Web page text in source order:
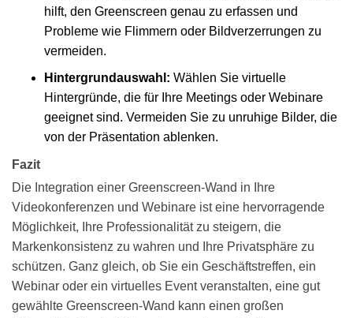
hilft, den Greenscreen genau zu erfassen und
Probleme wie Flimmern oder Bildverzerrungen zu
vermeiden.
Hintergrundauswahl: Wählen Sie virtuelle
Hintergründe, die für Ihre Meetings oder Webinare
geeignet sind. Vermeiden Sie zu unruhige Bilder, die
von der Präsentation ablenken.
Fazit
Die Integration einer Greenscreen-Wand in Ihre
Videokonferenzen und Webinare ist eine hervorragende
Möglichkeit, Ihre Professionalität zu steigern, die
Markenkonsistenz zu wahren und Ihre Privatsphäre zu
schützen. Ganz gleich, ob Sie ein Geschäftstreffen, ein
Webinar oder ein virtuelles Event veranstalten, eine gut
gewählte Greenscreen-Wand kann einen großen